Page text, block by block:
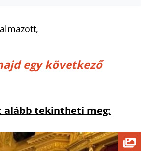
egy következő
alább tekintheti meg: